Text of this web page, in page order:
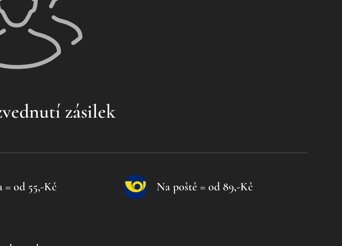
zásilek
= od 55,-Kč Na poště = od 89,-Kč